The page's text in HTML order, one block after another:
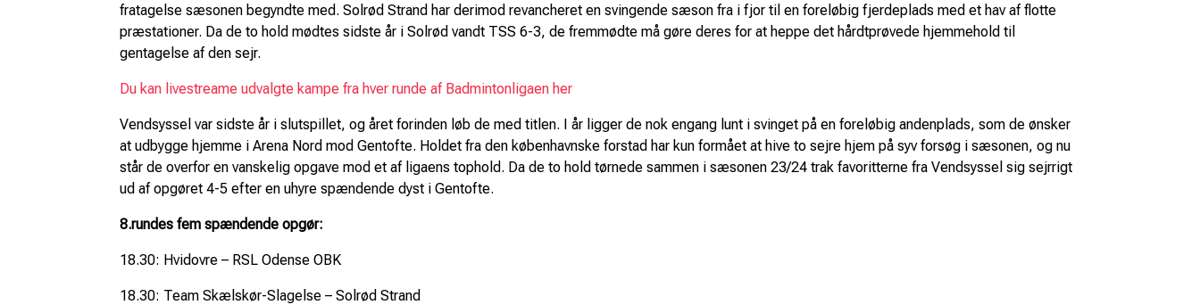
fratagelse sæsonen begyndte med. Solrød Strand har derimod revancheret en svingende sæson fra i fjor til en foreløbig fjerdeplads med et hav af flotte
præstationer. Da de to hold mødtes sidste år i Solrød vandt TSS 6-3, de fremmødte må gøre deres for at heppe det hårdtprøvede hjemmehold til
gentagelse af den sejr.
Du kan livestreame udvalgte kampe fra hver runde af Badmintonligaen her
Vendsyssel var sidste år i slutspillet, og året forinden løb de med titlen. I år ligger de nok engang lunt i svinget på en foreløbig andenplads, som de ønsker
at udbygge hjemme i Arena Nord mod Gentofte. Holdet fra den københavnske forstad har kun formået at hive to sejre hjem på syv forsøg i sæsonen, og nu
står de overfor en vanskelig opgave mod et af ligaens tophold. Da de to hold tørnede sammen i sæsonen 23/24 trak favoritterne fra Vendsyssel sig sejrrigt
ud af opgøret 4-5 efter en uhyre spændende dyst i Gentofte.
8.rundes fem spændende opgør:
18.30: Hvidovre – RSL Odense OBK
18.30: Team Skælskør-Slagelse – Solrød Strand